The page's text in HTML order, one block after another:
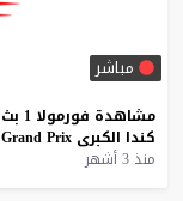
مباشر
مشاهدة فورمولا 1 بث
كندا الكبرى Grand Prix
منذ 3 أشهر